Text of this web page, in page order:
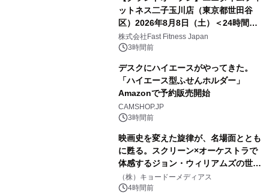
ットネス二子玉川店（東京都世田谷
区）2026年8月8日（土）＜24時間年
中無休のフィットネスジム＞
株式会社Fast Fitness Japan
3時間前
デスクにハイエースがやってきた。
「ハイエース型ふせんホルダー」
Amazonで予約販売開始
CAMSHOP.JP
3時間前
映画史を変えた旋律が、名場面ととも
に甦る。スクリーン×オーケストラで
体感するジョン・ウィリアムズの世
界。ジョン・ウィリアムズ：シネマ・
スペクタキュラー・コンサート 開催決
（株）キョードーメディアス
4時間前